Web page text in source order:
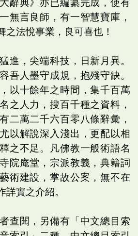
辭典》亦已編纂完成，使有
無言良師，有一智慧寶庫，
之法悅事業，良可喜也！
進，尖端科技，日新月異。
吾人墨守成規，抱殘守缺。
以十餘年之時間，集千百萬
之人力，搜百千種之資料，
二萬二千六百零八條辭彙，
以解說深入淺出，更配以相
之不足。凡佛教一般術語名
院庵堂，宗派教義，典籍詞
術建設，掌故公案，無不在
詳實之介紹。
查閱，另備有「中文總目索